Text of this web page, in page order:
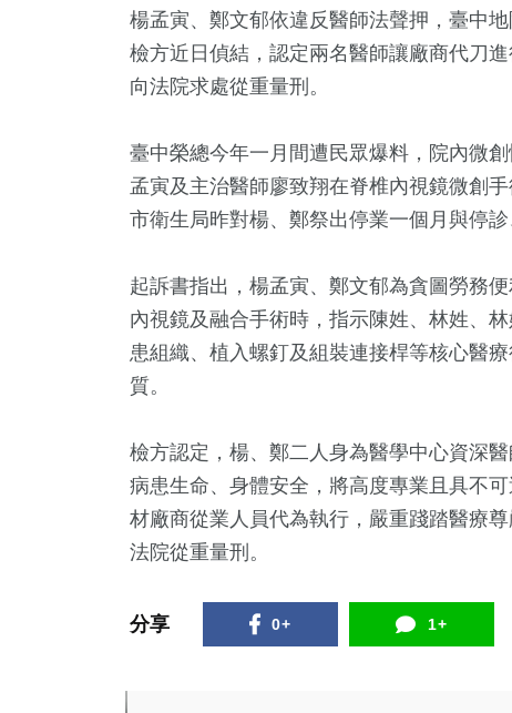
楊孟寅、鄭文郁依違反醫師法聲押，臺中
檢方近日偵結，認定兩名醫師讓廠商代刀
向法院求處從重量刑。
臺中榮總今年一月間遭民眾爆料，院內微
孟寅及主治醫師廖致翔在脊椎內視鏡微創
市衛生局昨對楊、鄭祭出停業一個月與停
起訴書指出，楊孟寅、鄭文郁為貪圖勞務
內視鏡及融合手術時，指示陳姓、林姓、
患組織、植入螺釘及組裝連接桿等核心醫
質。
檢方認定，楊、鄭二人身為醫學中心資深
病患生命、身體安全，將高度專業且具不
材廠商從業人員代為執行，嚴重踐踏醫療
法院從重量刑。
分享 0+ 1+
+
2024總統大選
71+
兩岸
海峽論壇專區
兩岸佛教文化交
流專區
172+
運動
1130+
政治